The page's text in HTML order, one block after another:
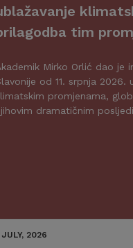
tim
Mirko Orlić dao je
od 11. srpnja
promjenama,
dramatičnim
JULY, 2026